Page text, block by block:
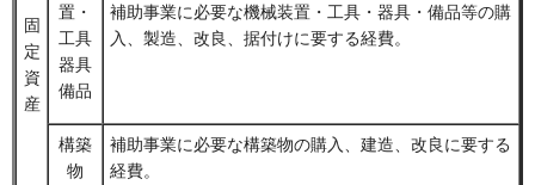
固
定
資
産
置・
工具
器具
備品
補助事業に必要な機械装置・工具・器具・備品等の購
入、製造、改良、据付けに要する経費。
構築
物
補助事業に必要な構築物の購入、建造、改良に要する
経費。